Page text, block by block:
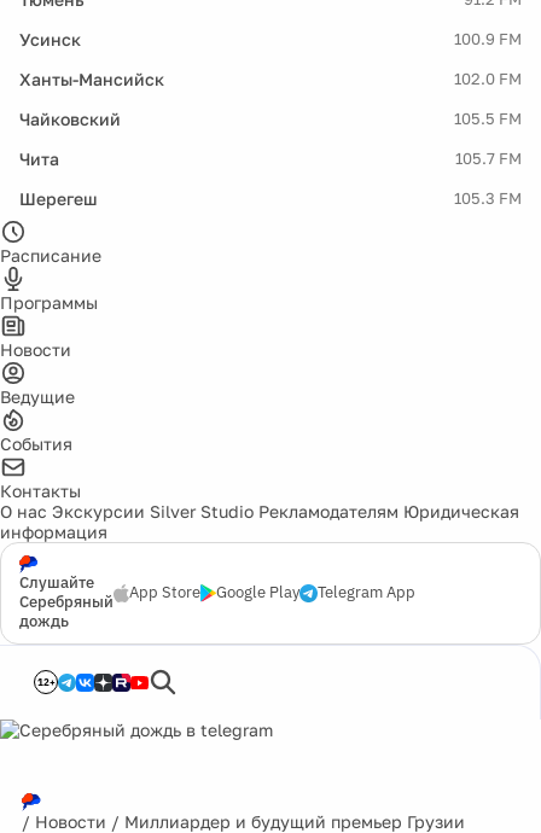
Усинск 100.9 FM
Ханты-Мансийск 102.0 FM
Чайковский 105.5 FM
Чита 105.7 FM
Шерегеш 105.3 FM
Расписание
Программы
Новости
Ведущие
События
Контакты
О нас Экскурсии Silver Studio Рекламодателям Юридическая
информация
Слушайте
Серебряный
дождь
App Store Google Play Telegram App
12+
/ Новости / Миллиардер и будущий премьер Грузии